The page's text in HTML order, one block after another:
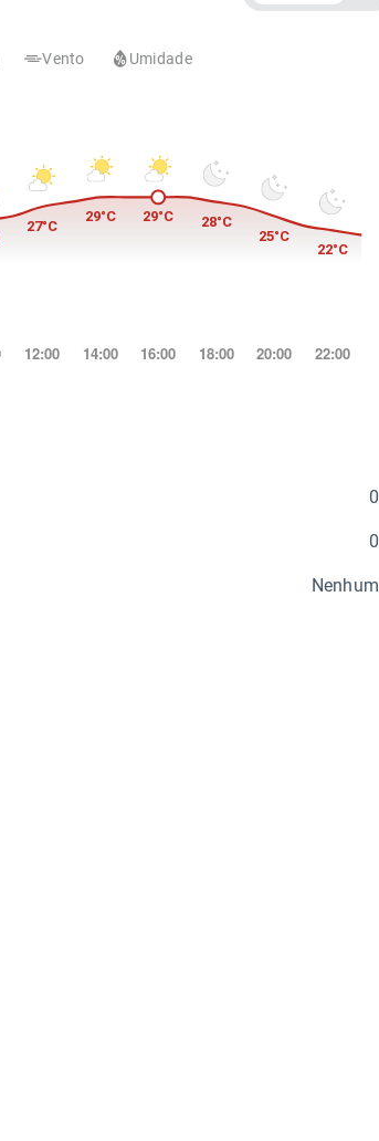
Vento Umidade
0
0
Nenhum